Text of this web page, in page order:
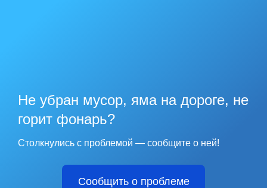
Не убран мусор, яма на дороге, не
горит фонарь?
Столкнулись с проблемой — сообщите о ней!
Сообщить о проблеме